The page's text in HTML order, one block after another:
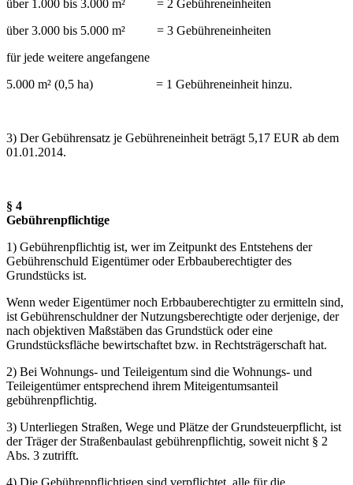
über 1.000 bis 3.000 m² = 2 Gebühreneinheiten
über 3.000 bis 5.000 m² = 3 Gebühreneinheiten
für jede weitere angefangene
5.000 m² (0,5 ha) = 1 Gebühreneinheit hinzu.
3) Der Gebührensatz je Gebühreneinheit beträgt 5,17 EUR ab dem
01.01.2014.
§ 4
Gebührenpflichtige
1) Gebührenpflichtig ist, wer im Zeitpunkt des Entstehens der
Gebührenschuld Eigentümer oder Erbbauberechtigter des
Grundstücks ist.
Wenn weder Eigentümer noch Erbbauberechtigter zu ermitteln sind,
ist Gebührenschuldner der Nutzungsberechtigte oder derjenige, der
nach objektiven Maßstäben das Grundstück oder eine
Grundstücksfläche bewirtschaftet bzw. in Rechtsträgerschaft hat.
2) Bei Wohnungs- und Teileigentum sind die Wohnungs- und
Teileigentümer entsprechend ihrem Miteigentumsanteil
gebührenpflichtig.
3) Unterliegen Straßen, Wege und Plätze der Grundsteuerpflicht, ist
der Träger der Straßenbaulast gebührenpflichtig, soweit nicht § 2
Abs. 3 zutrifft.
4) Die Gebührenpflichtigen sind verpflichtet, alle für die